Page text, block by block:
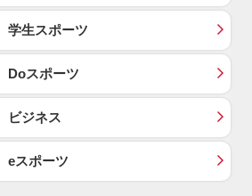
学生スポーツ
Doスポーツ
ビジネス
eスポーツ